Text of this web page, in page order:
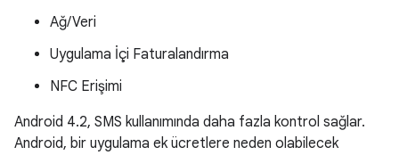
Ağ/Veri
Uygulama İçi Faturalandırma
NFC Erişimi
Android 4.2, SMS kullanımında daha fazla kontrol sağlar.
Android, bir uygulama ek ücretlere neden olabilecek